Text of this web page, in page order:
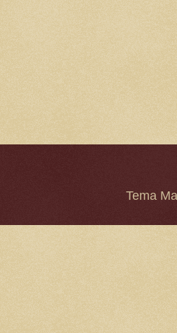
Tema